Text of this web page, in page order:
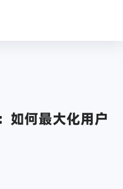
如何最大化用户